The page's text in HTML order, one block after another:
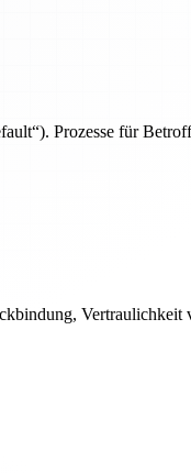
Prozesse für
Vertraulichkeit